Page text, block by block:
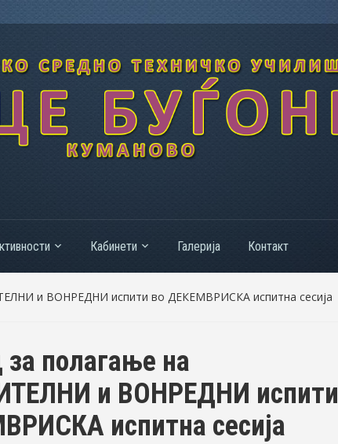
Кабинети Галерија Контакт
и ВОНРЕДНИ испити во ДЕКЕМВРИСКА испитна сесија
за полагање на
и ВОНРЕДНИ испити
испитна сесија